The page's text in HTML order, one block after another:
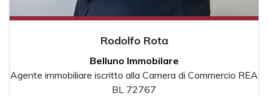
Rodolfo Rota
Belluno Immobilare
Agente immobiliare iscritto alla Camera di Commercio REA
BL 72767